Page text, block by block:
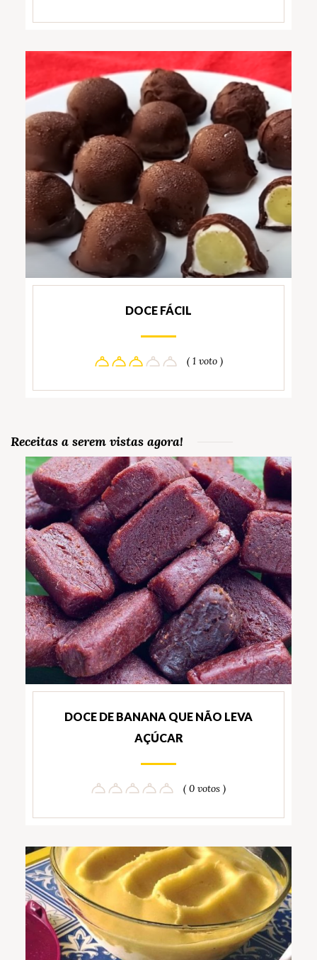
DOCE FÁCIL
( 1 voto )
Receitas a serem vistas agora!
DOCE DE BANANA QUE NÃO LEVA
AÇÚCAR
( 0 votos )